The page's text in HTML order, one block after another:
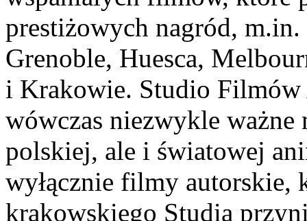
prestiżowych nagród,
Grenoble, Huesca,
i Krakowie. Studio Filmów
wówczas niezwykle
polskiej, ale i światowej
wyłącznie filmy
krakowskiego Studia